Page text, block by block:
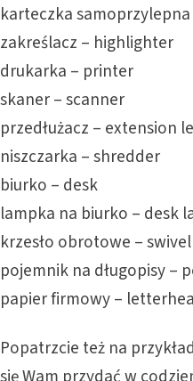
karteczka
zakreślacz – highlighter
drukarka – printer
skaner – scanner
przedłużacz – extension
niszczarka – shredder
biurko – desk
lampka na biurko – desk
krzesło obrotowe –
pojemnik na długopisy –
papier firmowy –
Popatrzcie też na